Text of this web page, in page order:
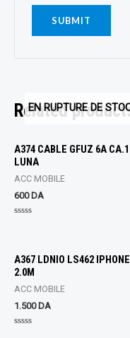
Related
EN RUPTURE DE
A374 CABLE GFUZ 6A
LUNA
ACC MOBILE
600DA
5
A367 LDNIO LS462 IPHONE
2.0M
ACC MOBILE
1.500DA